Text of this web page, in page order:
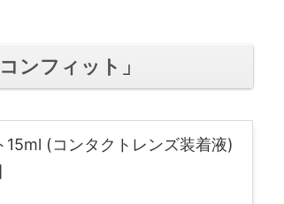
ンフィット」
15ml (コンタクトレンズ装着液)